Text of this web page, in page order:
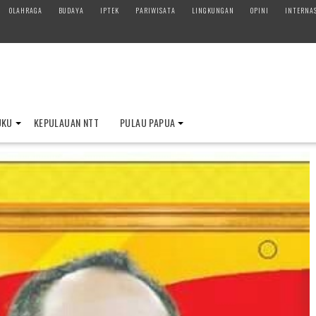
OLAHRAGA BUDAYA IPTEK PARIWISATA LINGKUNGAN OPINI
KEPULAUAN NTT PULAU PAPUA